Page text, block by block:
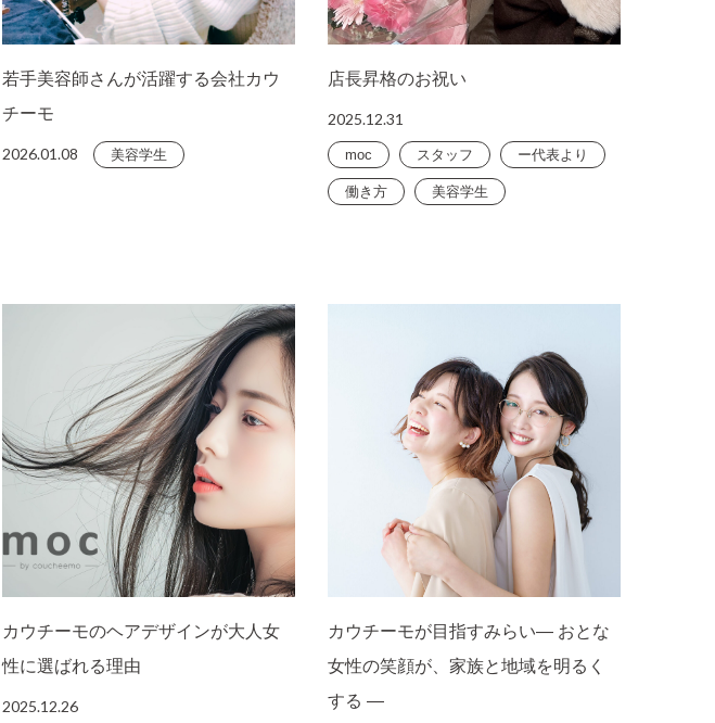
若手美容師さんが活躍する会社カウ
チーモ
2026.01.08 美容学生
店長昇格のお祝い
2025.12.31
moc スタッフ ー代表より
働き方 美容学生
カウチーモのヘアデザインが大人女
性に選ばれる理由
2025.12.26
カウチーモが目指すみらい― おとな
女性の笑顔が、家族と地域を明るく
する ―